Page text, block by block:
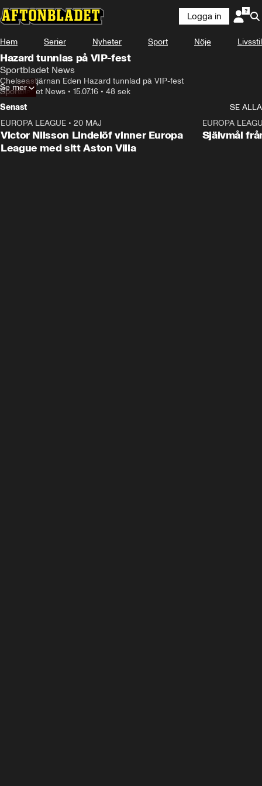
Logga in
Hem Serier Nyheter Sport Nöje Livsstil
Hazard tunnlas på VIP-fest
Sportbladet News
Chelseastjärnan Eden Hazard tunnlad på VIP-fest
Sportbladet News • 15.07.16 • 48 sek
Se mer
Senast
SE ALLA
EUROPA LEAGUE • 20 MAJ
Victor Nilsson Lindelöf vinner Europa
League med sitt Aston Villa
EUROPA
Självmål